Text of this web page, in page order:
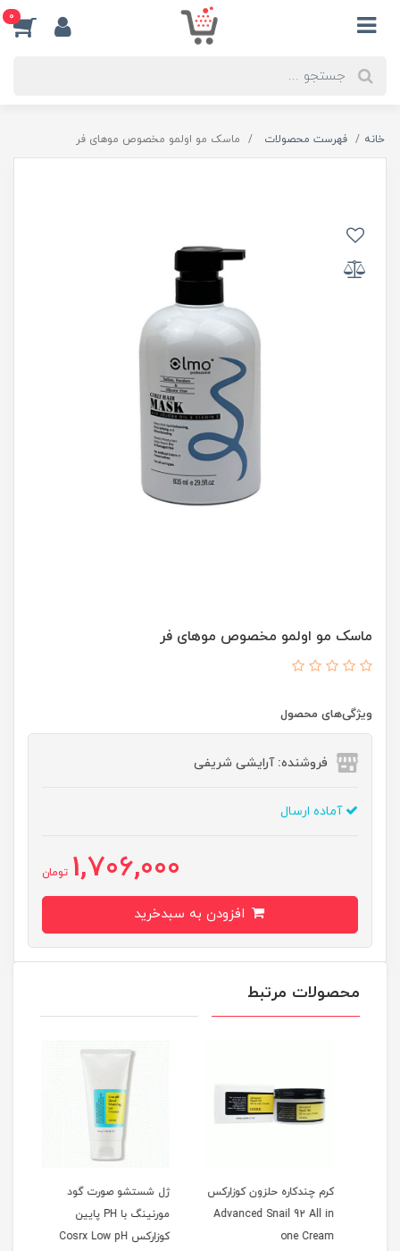
0
خانه فهرست محصولات ماسک مو اولمو مخصوص موهای فر
ماسک مو اولمو مخصوص موهای فر
ویژگی‌های محصول
فروشنده: آرایشی شریفی
آماده ارسال
1,706,000 تومان
محصولات مرتبط
کرم چندکاره حلزون کوزارکس
Advanced Snail 92 All in
one Cream
ژل شستشو صورت گود
مورنینگ با PH پایین
کوزارکس Cosrx Low pH